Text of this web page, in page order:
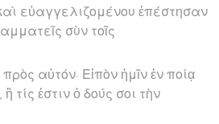
εὐαγγελιζομένου ἐπέστησαν
σὺν τοῖς
αὐτόν· Εἰπὸν ἡμῖν ἐν ποίᾳ
τίς ἐστιν ὁ δούς σοι τὴν